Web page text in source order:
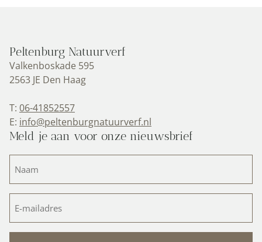
Peltenburg Natuurverf
Valkenboskade 595
2563 JE Den Haag
T: 06-41852557
E: info@peltenburgnatuurverf.nl
Meld je aan voor onze nieuwsbrief
(Vereist)
mailadres